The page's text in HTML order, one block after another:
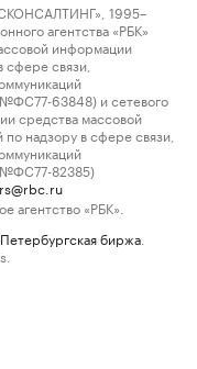
1995–
агентства «РБК»
информации
связи,
63848) и сетевого
средства массовой
надзору в сфере связи,
№ФС77-82385)
агентство «РБК».
биржа